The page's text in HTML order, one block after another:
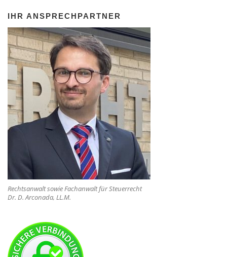
IHR ANSPRECHPARTNER
Rechtsanwalt sowie Fachanwalt für Steuerrecht
Dr. D. Arconada, LL.M.